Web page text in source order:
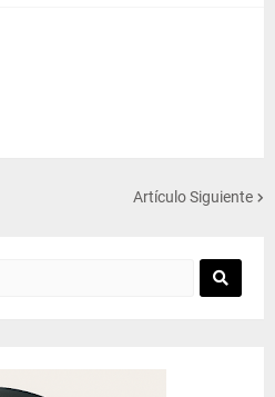
Artículo Siguiente